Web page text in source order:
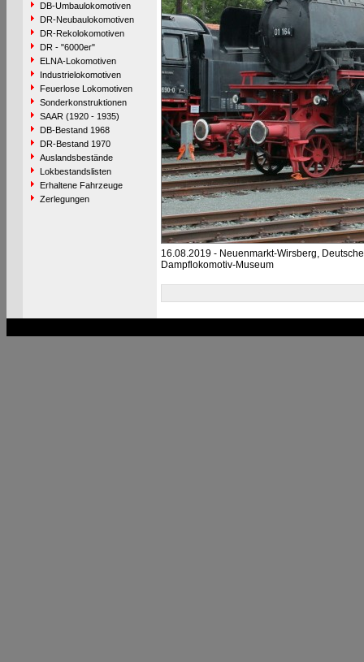
DB-Umbaulokomotiven
DR-Neubaulokomotiven
DR-Rekolokomotiven
DR - "6000er"
ELNA-Lokomotiven
Industrielokomotiven
Feuerlose Lokomotiven
Sonderkonstruktionen
SAAR (1920 - 1935)
DB-Bestand 1968
DR-Bestand 1970
Auslandsbestände
Lokbestandslisten
Erhaltene Fahrzeuge
Zerlegungen
16.08.2019 - Neuenmarkt-Wirsberg,
Dampflokomotiv-Museum